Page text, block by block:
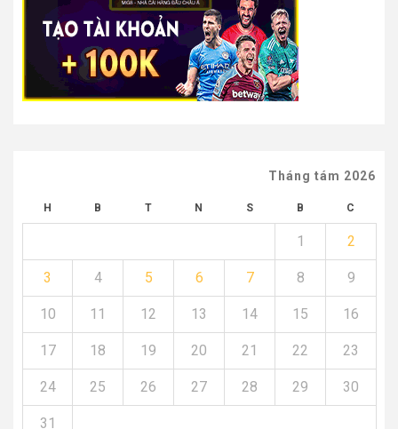
Tháng tám 2026
H B T N S B C
1 2
3 4 5 6 7 8 9
10 11 12 13 14 15 16
17 18 19 20 21 22 23
24 25 26 27 28 29 30
31